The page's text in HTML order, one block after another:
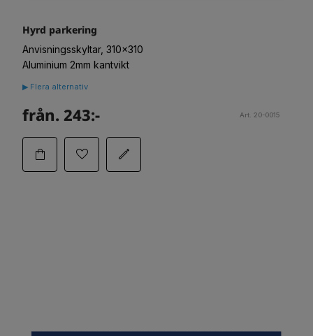
Hyrd parkering
Anvisningsskyltar, 310x310
Aluminium 2mm kantvikt
▶ Flera alternativ
från. 243:- Art. 20-0015